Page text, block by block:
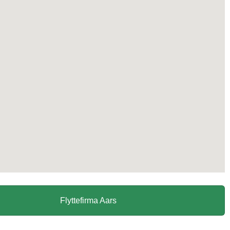
Flyttefirma Aars